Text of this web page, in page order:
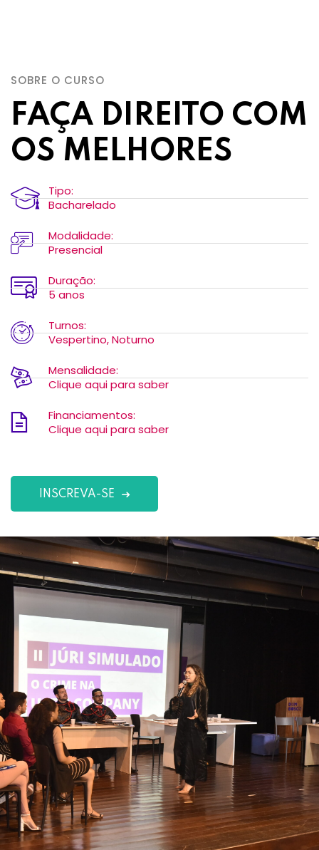
SOBRE O CURSO
FAÇA DIREITO COM
OS MELHORES
Tipo:
Bacharelado
Modalidade:
Presencial
Duração:
5 anos
Turnos:
Vespertino, Noturno
Mensalidade:
Clique aqui para saber
Financiamentos:
Clique aqui para saber
INSCREVA-SE